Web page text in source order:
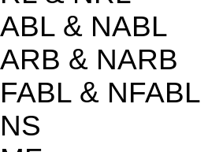
ABL & NABL
ARB & NARB
FABL & NFABL
NS